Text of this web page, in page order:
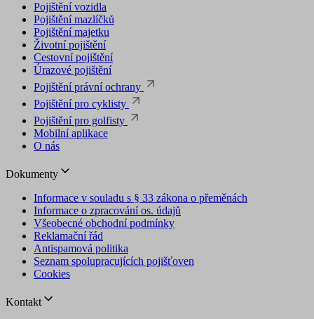
Pojištění vozidla
Pojištění mazlíčků
Pojištění majetku
Životní pojištění
Cestovní pojištění
Úrazové pojištění
Pojištění právní ochrany
Pojištění pro cyklisty
Pojištění pro golfisty
Mobilní aplikace
O nás
Dokumenty
Informace v souladu s § 33 zákona o přeměnách
Informace o zpracování os. údajů
Všeobecné obchodní podmínky
Reklamační řád
Antispamová politika
Seznam spolupracujících pojišťoven
Cookies
Kontakt